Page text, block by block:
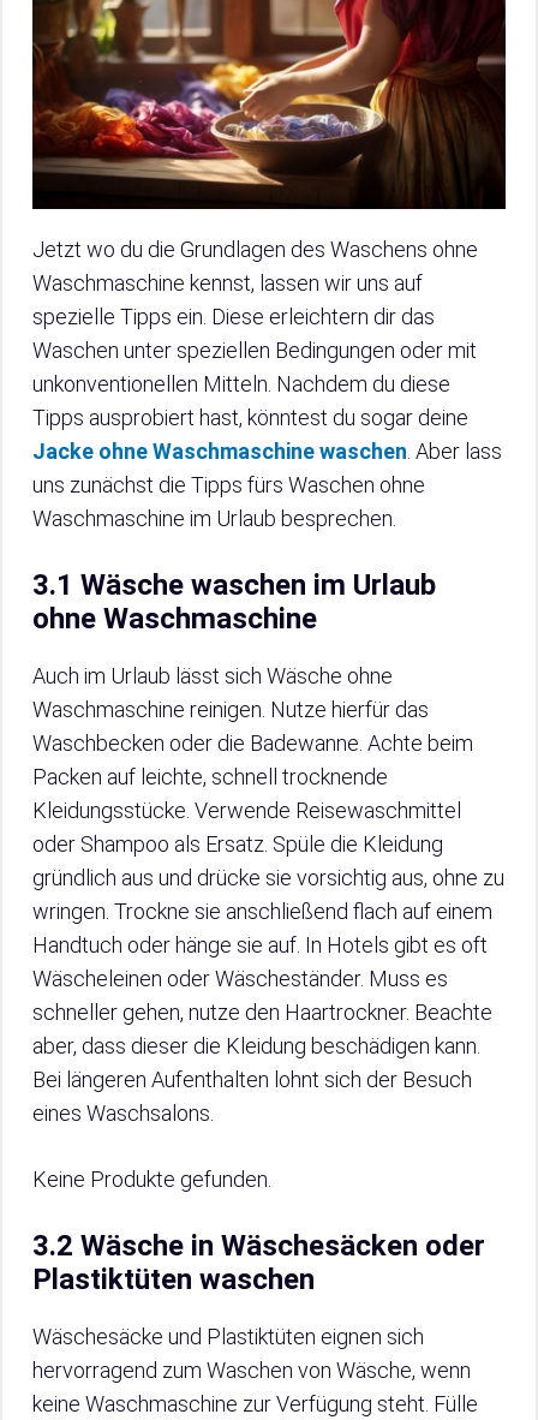
Jetzt wo du die Grundlagen des Waschens ohne
Waschmaschine kennst, lassen wir uns auf
spezielle Tipps ein. Diese erleichtern dir das
Waschen unter speziellen Bedingungen oder mit
unkonventionellen Mitteln. Nachdem du diese
Tipps ausprobiert hast, könntest du sogar deine
Jacke ohne Waschmaschine waschen . Aber lass
uns zunächst die Tipps fürs Waschen ohne
Waschmaschine im Urlaub besprechen.
3.1 Wäsche waschen im Urlaub
ohne Waschmaschine
Auch im Urlaub lässt sich Wäsche ohne
Waschmaschine reinigen. Nutze hierfür das
Waschbecken oder die Badewanne. Achte beim
Packen auf leichte, schnell trocknende
Kleidungsstücke. Verwende Reisewaschmittel
oder Shampoo als Ersatz. Spüle die Kleidung
gründlich aus und drücke sie vorsichtig aus, ohne zu
wringen. Trockne sie anschließend flach auf einem
Handtuch oder hänge sie auf. In Hotels gibt es oft
Wäscheleinen oder Wäscheständer. Muss es
schneller gehen, nutze den Haartrockner. Beachte
aber, dass dieser die Kleidung beschädigen kann.
Bei längeren Aufenthalten lohnt sich der Besuch
eines Waschsalons.
Keine Produkte gefunden.
3.2 Wäsche in Wäschesäcken oder
Plastiktüten waschen
Wäschesäcke und Plastiktüten eignen sich
hervorragend zum Waschen von Wäsche, wenn
keine Waschmaschine zur Verfügung steht. Fülle